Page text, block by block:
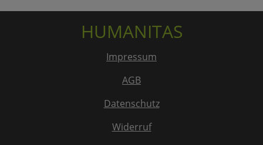
HUMANITAS
Impressum
AGB
Datenschutz
Widerruf